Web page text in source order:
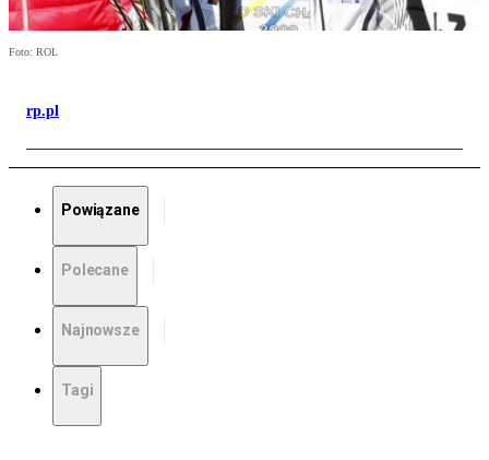
Foto: ROL
rp.pl
Powiązane
Polecane
Najnowsze
Tagi